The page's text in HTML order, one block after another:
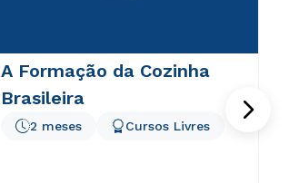
A Formação da Cozinha
Brasileira
2 meses Cursos Livres